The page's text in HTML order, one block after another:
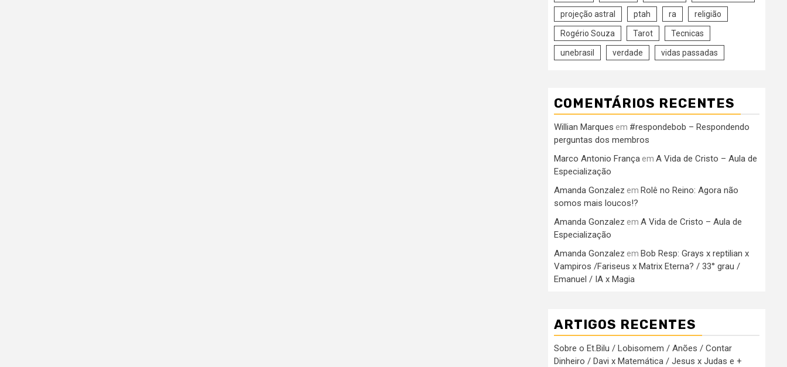
projeção astral ptah ra religião
Rogério Souza Tarot Tecnicas
unebrasil verdade vidas passadas
COMENTÁRIOS RECENTES
Willian Marques em #respondebob – Respondendo
perguntas dos membros
Marco Antonio França em A Vida de Cristo – Aula de
Especialização
Amanda Gonzalez em Rolê no Reino: Agora não
somos mais loucos!?
Amanda Gonzalez em A Vida de Cristo – Aula de
Especialização
Amanda Gonzalez em Bob Resp: Grays x reptilian x
Vampiros /Fariseus x Matrix Eterna? / 33° grau /
Emanuel / IA x Magia
ARTIGOS RECENTES
Sobre o Et.Bilu / Lobisomem / Anões / Contar
Dinheiro / Davi x Matemática / Jesus x Judas e +